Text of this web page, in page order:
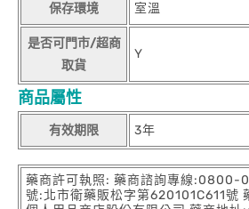
保存環境 室溫
是否可門市/超商
取貨
Y
商品屬性
有效期限 3年
藥商許可執照: 藥商諮詢專線:0800-
號:北市衛藥販松字第620101C611號